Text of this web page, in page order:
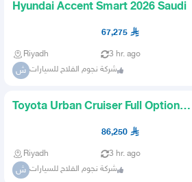
Hyundai Accent Smart 2026 Saudi
67,275
Riyadh 3 hr. ago
ش شركة نجوم الفلاح للسيارات
Toyota Urban Cruiser Full Option
86,250
Riyadh 3 hr. ago
ش شركة نجوم الفلاح للسيارات